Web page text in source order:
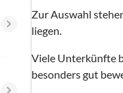
Zur Auswahl
liegen.
Viele Unterkünfte
besonders gut